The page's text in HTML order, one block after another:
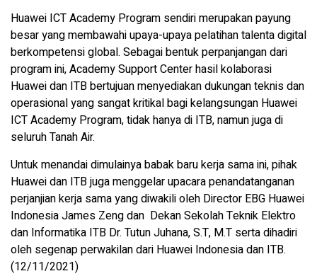
Huawei ICT Academy Program sendiri merupakan payung
besar yang membawahi upaya-upaya pelatihan talenta digital
berkompetensi global. Sebagai bentuk perpanjangan dari
program ini, Academy Support Center hasil kolaborasi
Huawei dan ITB bertujuan menyediakan dukungan teknis dan
operasional yang sangat kritikal bagi kelangsungan Huawei
ICT Academy Program, tidak hanya di ITB, namun juga di
seluruh Tanah Air.
Untuk menandai dimulainya babak baru kerja sama ini, pihak
Huawei dan ITB juga menggelar upacara penandatanganan
perjanjian kerja sama yang diwakili oleh Director EBG Huawei
Indonesia James Zeng dan Dekan Sekolah Teknik Elektro
dan Informatika ITB Dr. Tutun Juhana, S.T, M.T serta dihadiri
oleh segenap perwakilan dari Huawei Indonesia dan ITB.
(12/11/2021)